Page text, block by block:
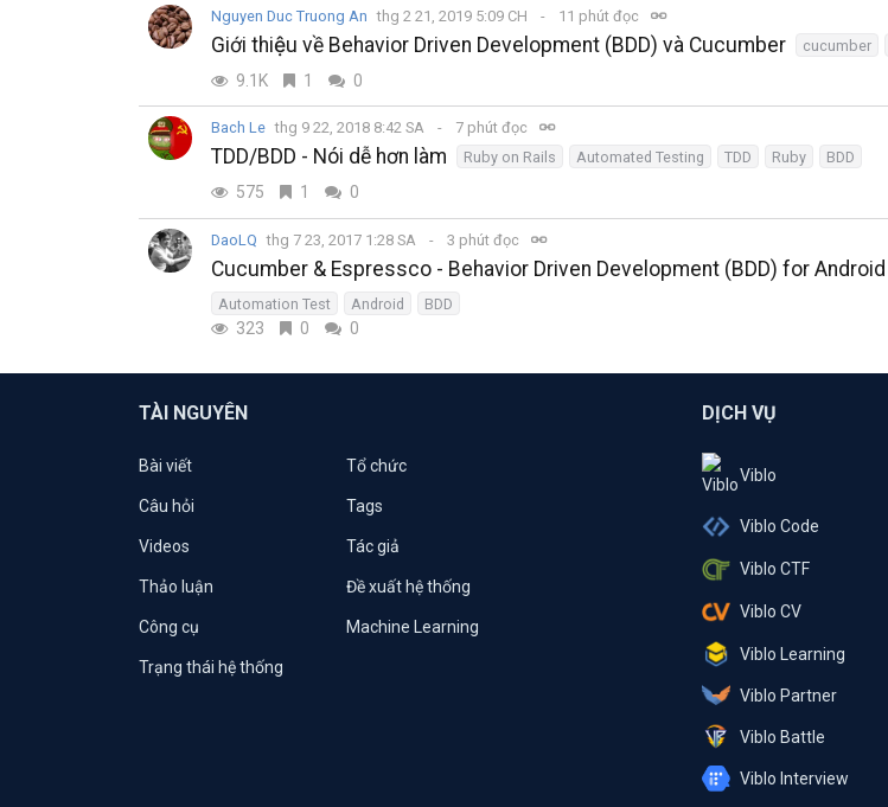
Nguyen Duc Truong An thg 2 21, 2019 5:09 CH 11 phút đọc
Giới thiệu về Behavior Driven Development (BDD) và Cucumber cucumber
9.1K 1 0
Bach Le thg 9 22, 2018 8:42 SA 7 phút đọc
TDD/BDD - Nói dễ hơn làm Ruby on Rails Automated Testing TDD Ruby BDD
575 1 0
DaoLQ thg 7 23, 2017 1:28 SA 3 phút đọc
Cucumber & Espressco - Behavior Driven Development (BDD) for Android
Automation Test Android BDD
323 0 0
TÀI NGUYÊN
Bài viết Tổ chức
Câu hỏi Tags
Videos Tác giả
Thảo luận Đề xuất hệ thống
Công cụ Machine Learning
Trạng thái hệ thống
DỊCH VỤ
Viblo
Viblo Code
Viblo CTF
Viblo CV
Viblo Learning
Viblo Partner
Viblo Battle
Viblo Interview